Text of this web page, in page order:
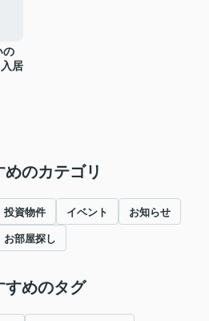
の
居
めのカテゴリ
投資物件 イベント お知らせ
お部屋探し
すめのタグ